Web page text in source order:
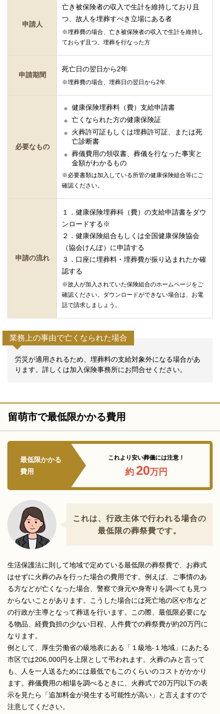
申請人
亡き被保険者の収入で生計を維持しており且
つ、故人を埋葬すべき立場にある者
※埋葬費の場合、亡き被保険者の収入で生計を維持し
ておらず且つ、埋葬を行なった方
申請期間
死亡日の翌日から2年
※埋葬費の場合、埋葬日の翌日から2年
必要なもの
健康保険埋葬料（費）支給申請書
亡くなられた方の健康保険証
火葬許可証もしくは埋葬許可証、または死
亡診断書
葬儀費用の領収書、葬儀を行なった事実と
金額がわかるもの
※必要書類は加入している所管の健康保険組合等にご
確認ください。
申請の流れ
１．健康保険埋葬科（費）の支給申請書をダウ
ンロードする※
２．健康保険組合もしくは全国健康保険協会
（協会けんぽ）に申請する
３．口座に埋葬料・埋葬費が振り込まれたか確
認する
※故人が加入されていた保険組合のホームページをご
確認ください。ダウンロードができない場合は、お電
話で請求しましょう。
業務上の事由で亡くなられた場合
労災が適用されるため、埋葬料の支給対象外になる場合があ
ります。詳しくは加入保険事務所にお問合せください。
留萌市で最低限かかる費用
最低限かかる
費用
これより安い葬儀には注意！
約 20万円
これは、行政主体で行われる場合の
最低限の葬祭費です。
生活保護法に則して地域で定めている最低限の葬祭費で、お葬式
はせずに火葬のみを行った場合の費用です。例えば、ご事情のあ
る方などが亡くなった場合、警察で身元や身寄りを調べても見つ
からないことがあります。こうした場合には死亡地の区や市など
の行政が主導となって葬送を行います。この際、最低限必要にな
る物品、経費負担の少ない日程、人件費での葬祭費が約20万円に
なります。
例として、厚生労働省の級地表にある「１級地-１地域」にあたる
市区では206,000円を上限として弔われます。火葬のみと言って
も、人を一人送るためには最低でもこのくらいのコストがかかり
ます。葬儀費用の相場を調べるときに、火葬式で20万円以下の表
示を見たら「追加料金が発生する可能性が高い」と言えますので
注意してください。